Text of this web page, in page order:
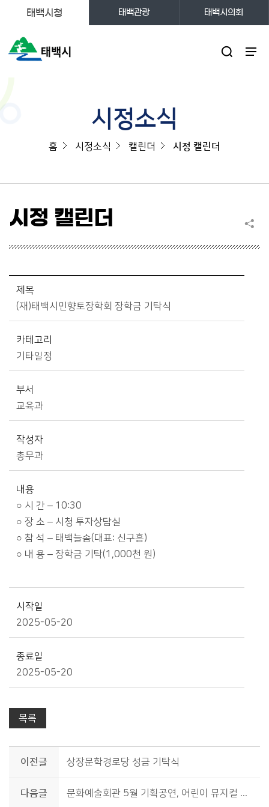
태백시청 태백관광 태백시의회
시정소식
홈 시정소식 캘린더 시정 캘린더
시정 캘린더
제목
(재)태백시민향토장학회 장학금 기탁식
카테고리
기타일정
부서
교육과
작성자
총무과
내용
○ 시 간 – 10:30
○ 장 소 – 시청 투자상담실
○ 참 석 – 태백늘솜(대표: 신구흠)
○ 내 용 – 장학금 기탁(1,000천 원)
시작일
2025-05-20
종료일
2025-05-20
목록
이전글 상장문학경로당 성금 기탁식
다음글 문화예술회관 5월 기획공연, 어린이 뮤지컬 「최고다 호기심딱지」